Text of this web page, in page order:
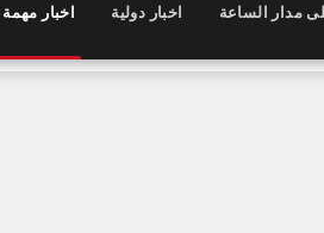
مدار الساعة اخبار دولية اخبار مهمة